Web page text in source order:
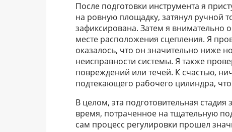
После подготовки инструмента я
на ровную площадку, затянул ручной
зафиксирована. Затем я внимательно
месте расположения сцепления. Я
оказалось, что он значительно ниже
неисправности системы. Я также
повреждений или течей. К счастью,
подтекающего рабочего цилиндра,
В целом, эта подготовительная
время, потраченное на тщательную
сам процесс регулировки прошел